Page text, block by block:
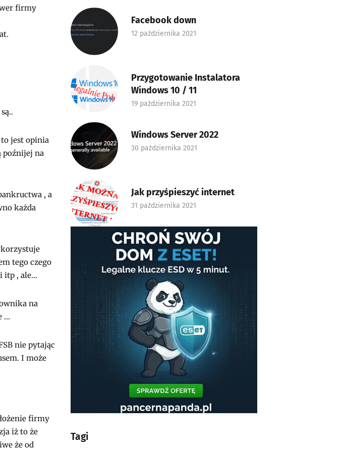
firmy
jest opinia
poźnijej na
, a
każda
tego czego
itp , ale…
na
…
nie pytając
I może
firmy
iż to że
że od
Facebook down
12 października 2021
Przygotowanie Instalatora
Windows 10 / 11
19 października 2021
Windows Server 2022
30 października 2021
Jak przyśpieszyć internet
31 października 2021
Tagi